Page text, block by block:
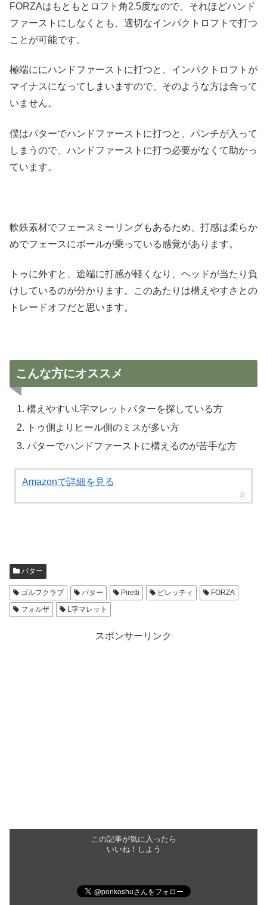
FORZAはもともとロフト角2.5度なので、それほどハンド
ファーストにしなくとも、適切なインパクトロフトで打つ
ことが可能です。
極端ににハンドファーストに打つと、インパクトロフトが
マイナスになってしまいますので、そのような方は合って
いません。
僕はパターでハンドファーストに打つと、パンチが入って
しまうので、ハンドファーストに打つ必要がなくて助かっ
ています。
軟鉄素材でフェースミーリングもあるため、打感は柔らか
めでフェースにボールが乗っている感覚があります。
トゥに外すと、途端に打感が軽くなり、ヘッドが当たり負
けしているのが分かります。このあたりは構えやすさとの
トレードオフだと思います。
こんな方にオススメ
構えやすいL字マレットパターを探している方
トゥ側よりヒール側のミスが多い方
パターでハンドファーストに構えるのが苦手な方
Amazonで詳細を見る
パター
ゴルフクラブ パター Piretti ピレッティ
FORZA
フォルザ
L字マレット
スポンサーリンク
この記事が気に入ったら
いいね！しよう